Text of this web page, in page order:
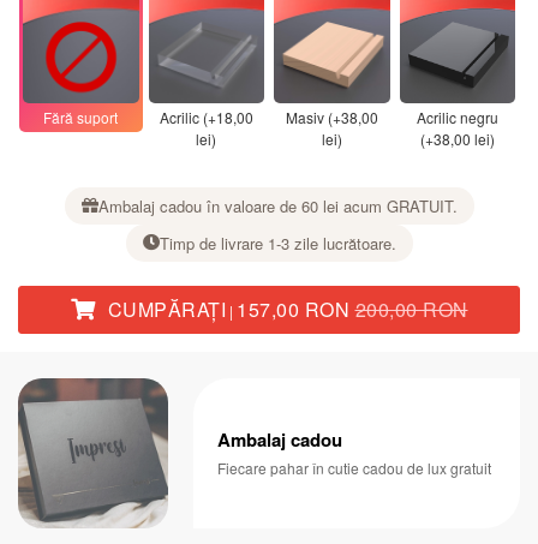
Fără suport
Acrilic (+18,00
lei)
Masiv (+38,00
lei)
Acrilic negru
(+38,00 lei)
Ambalaj cadou în valoare de 60 lei acum GRATUIT.
Timp de livrare 1-3 zile lucrătoare.
CUMPĂRAŢI | 157,00 RON200,00 RON
Ambalaj cadou
Fiecare pahar în cutie cadou de lux gratuit